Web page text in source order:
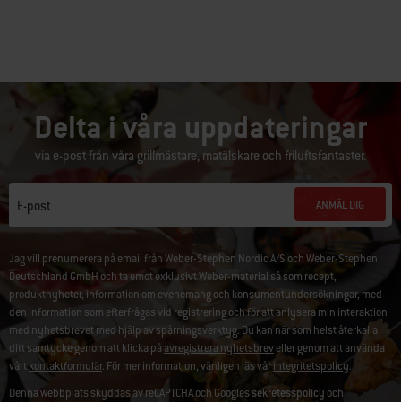
Delta i våra uppdateringar
via e-post från våra grillmästare, matälskare och friluftsfantaster.
E-post ANMÄL DIG
Jag vill prenumerera på email från Weber-Stephen Nordic A/S och Weber-Stephen
Deutschland GmbH och ta emot exklusivt Weber-material så som recept,
produktnyheter, information om evenemang och konsumentundersökningar, med
den information som efterfrågas vid registrering och för att anlysera min interaktion
med nyhetsbrevet med hjälp av spårningsverktyg. Du kan när som helst återkalla
ditt samtycke genom att klicka på avregistrera nyhetsbreveller genom att använda
vårt kontaktformulär. För mer information, vänligen läs vårintegritetspolicy.
Denna webbplats skyddas av reCAPTCHA och Googlessekretesspolicy och